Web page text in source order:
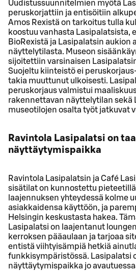
Uudistussuunnitelmien myötä
peruskorjattiin ja entisöitiin
Amos Rexistä on tarkoitus tulla
koostuu vanhasta Lasipalatsista,
BioRexistä ja Lasipalatsin aukion
näyttelytilasta. Museon
sijoitettiin varsinaisen
Suojeltu kiinteistö ei
takia muuttunut ulkoisesti.
peruskorjaus valmistui
rakennettavan näyttelytilan sekä
museotilojen osalta työt jatkuvat
Ravintola Lasipalatsi on
näyttäytymispaikka
Ravintola Lasipalatsin ja Café
sisätilat on kunnostettu
laajennuksen yhteydessä kolme
asiakkaidensa käyttöön, ja
Helsingin keskustasta hakea.
Lasipalatsi on laajentanut
kerroksen pääaulaan ja tarjoaa
entistä viihtyisämpiä hetkiä
funkkisympäristössä. Lasipalatsi
näyttäytymispaikka jo